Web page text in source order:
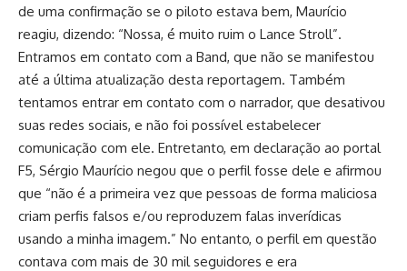
de uma confirmação se o piloto estava bem, Maurício
reagiu, dizendo: “Nossa, é muito ruim o Lance Stroll”.
Entramos em contato com a Band, que não se manifestou
até a última atualização desta reportagem. Também
tentamos entrar em contato com o narrador, que desativou
suas redes sociais, e não foi possível estabelecer
comunicação com ele. Entretanto, em declaração ao portal
F5, Sérgio Maurício negou que o perfil fosse dele e afirmou
que “não é a primeira vez que pessoas de forma maliciosa
criam perfis falsos e/ou reproduzem falas inverídicas
usando a minha imagem.” No entanto, o perfil em questão
contava com mais de 30 mil seguidores e era